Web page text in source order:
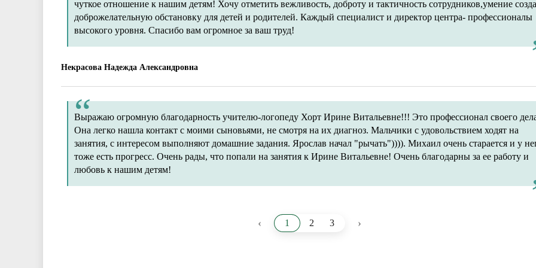
чуткое отношение к нашим детям! Хочу отметить вежливость, доброту и тактичность сотрудников,умение
доброжелательную обстановку для детей и родителей. Каждый специалист и директор центра- профессионалы
высокого уровня. Спасибо вам огромное за ваш труд!
Некрасова Надежда Александровна
Выражаю огромную благодарность учителю-логопеду Хорт Ирине Витальевне!!! Это профессионал своего
Она легко нашла контакт с моими сыновьями, не смотря на их диагноз. Мальчики с удовольствием ходят на
занятия, с интересом выполняют домашние задания. Ярослав начал "рычать")))). Михаил очень старается и у
тоже есть прогресс. Очень рады, что попали на занятия к Ирине Витальевне! Очень благодарны за ее работу и
любовь к нашим детям!
‹ 1 2 3 ›